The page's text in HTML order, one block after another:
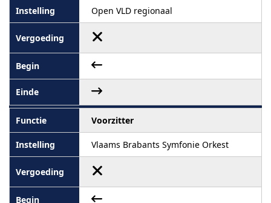
Open VLD regionaal
Voorzitter
Vlaams Brabants Symfonie Orkest